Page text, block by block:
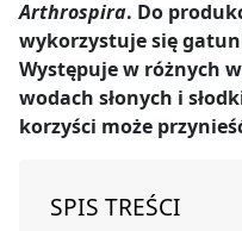
Arthrospira. Do
wykorzystuje się
Występuje w różnych
wodach słonych i
korzyści może
SPIS TREŚCI